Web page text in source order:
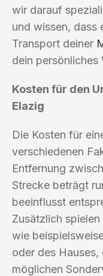
wir darauf
und wissen, dass
Transport deiner
dein persönliches
Kosten für den
Elazig
Die Kosten für
verschiedenen
Entfernung
Strecke beträgt
beeinflusst
Zusätzlich
wie
oder des
möglichen